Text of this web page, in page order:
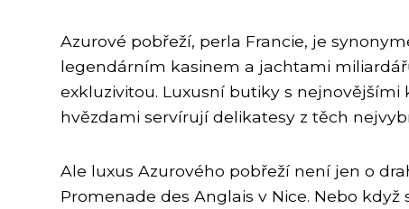
Azurové pobřeží, perla Francie, je
legendárním kasinem a jachtami
exkluzivitou. Luxusní butiky s
hvězdami servírují delikatesy z těch
Ale luxus Azurového pobřeží není jen o
Promenade des Anglais v Nice. Nebo